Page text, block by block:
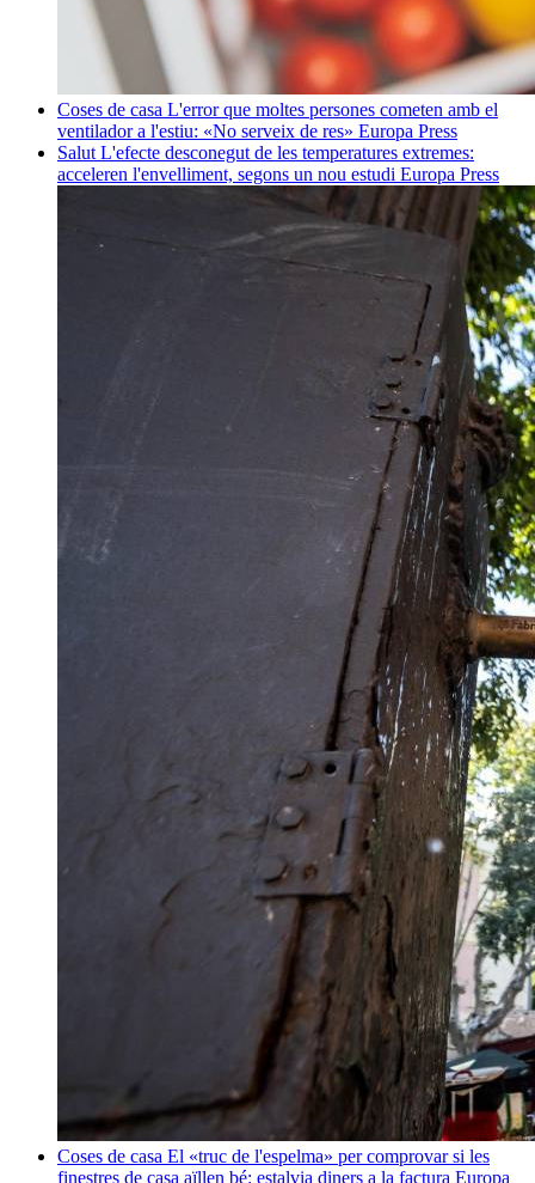
Coses de casa L'error que moltes persones cometen amb el
ventilador a l'estiu: «No serveix de res» Europa Press
Salut L'efecte desconegut de les temperatures extremes:
acceleren l'envelliment, segons un nou estudi Europa Press
Coses de casa El «truc de l'espelma» per comprovar si les
finestres de casa aïllen bé: estalvia diners a la factura Europa